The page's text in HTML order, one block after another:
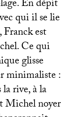
En dépit
qui il se lie
est
Ce qui
glisse
minimaliste :
rive, à la
Michel noyer